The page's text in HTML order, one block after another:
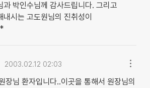
과 박인수님께 감사드립니다. 그리고
시는 고도원님의 진취성이
2003.02.12 02:03
장님 환자입니다..이곳을 통해서 원장님의